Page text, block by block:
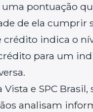
uma pontuação
de ela cumprir
crédito indica o
para um
e SPC Brasil,
analisam